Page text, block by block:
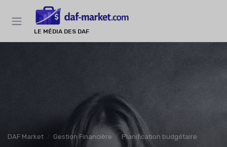
LE MÉDIA DES DAF
DAF Market Gestion Financière Planification budgétaire
Panneau de gestion des cookies